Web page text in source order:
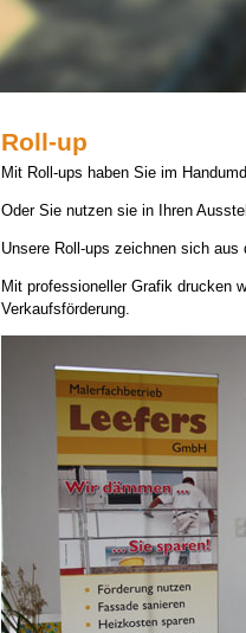
Roll-up
Mit Roll-ups haben Sie im
Oder Sie nutzen sie in Ihren
Unsere Roll-ups zeichnen sich
Mit professioneller Grafik drucken
Verkaufsförderung.